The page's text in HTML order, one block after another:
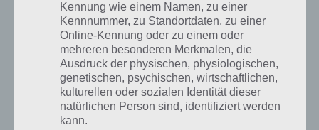
Free Fish gibt es als kostenlose App für alle großen Plattformen:
Android, iOS und Windows Phone. Zudem kann es überall kostenlos
heruntergeladen werden und finanziert sich durch Werbung / In App
Käufe. Werft einfach mal einen Blick auf die App.
Free Fish für Android bei Google Play
Kennung wie einem Namen, zu einer
Kennnummer, zu Standortdaten, zu einer
Online-Kennung oder zu einem oder
mehreren besonderen Merkmalen, die
Ausdruck der physischen, physiologischen,
genetischen, psychischen, wirtschaftlichen,
kulturellen oder sozialen Identität dieser
natürlichen Person sind, identifiziert werden
kann.